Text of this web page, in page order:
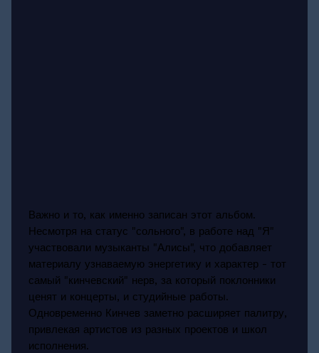
Важно и то, как именно записан этот альбом.
Несмотря на статус "сольного", в работе над "Я"
участвовали музыканты "Алисы", что добавляет
материалу узнаваемую энергетику и характер - тот
самый "кинчевский" нерв, за который поклонники
ценят и концерты, и студийные работы.
Одновременно Кинчев заметно расширяет палитру,
привлекая артистов из разных проектов и школ
исполнения.